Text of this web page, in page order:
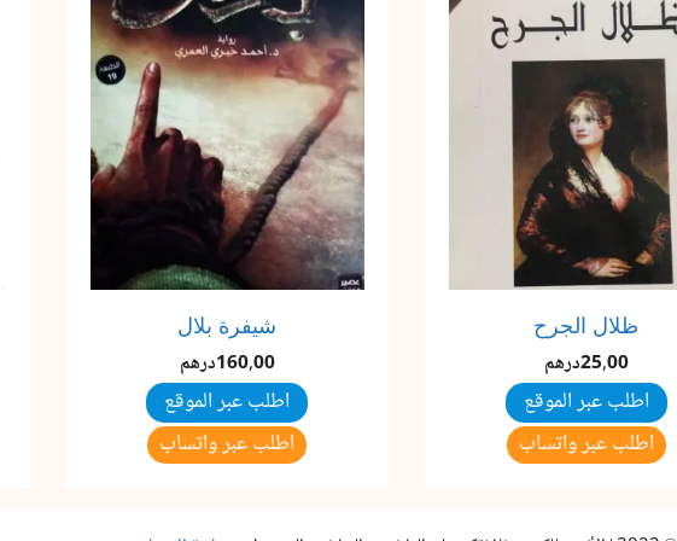
ظلال الجرح
25,00درهم
اطلب عبر الموقع
اطلب عبر واتساب
شيفرة بلال
160,00درهم
اطلب عبر الموقع
اطلب عبر واتساب